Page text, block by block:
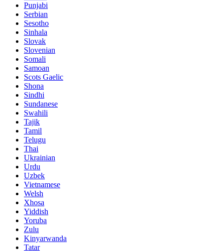
Punjabi
Serbian
Sesotho
Sinhala
Slovak
Slovenian
Somali
Samoan
Scots Gaelic
Shona
Sindhi
Sundanese
Swahili
Tajik
Tamil
Telugu
Thai
Ukrainian
Urdu
Uzbek
Vietnamese
Welsh
Xhosa
Yiddish
Yoruba
Zulu
Kinyarwanda
Tatar